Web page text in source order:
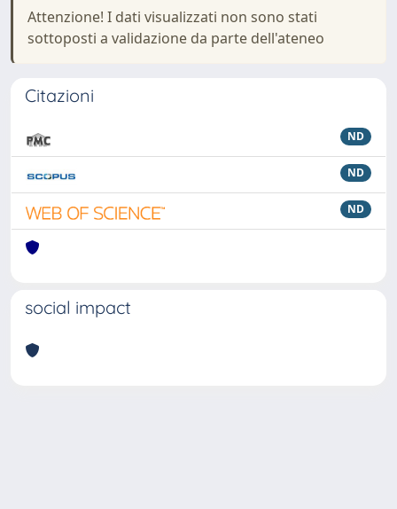
Attenzione! I dati visualizzati non sono stati
sottoposti a validazione da parte dell'ateneo
Citazioni
ND
ND
ND
social impact